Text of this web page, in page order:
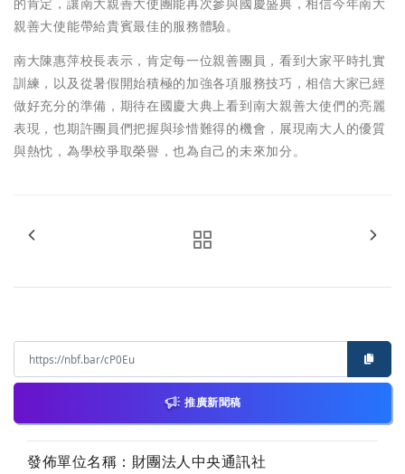
親善大使能帶給貴賓最佳的服務體驗。
南大陳惠萍校長表示，肯定每一位親善團員，看到大家平時扎實
訓練，以及從暑假開始積極的加強各項服務技巧，相信大家已經
做好充分的準備，期待在國慶大典上看到南大親善大使們的亮麗
表現，也期許團員們把握與珍惜難得的機會，展現南大人的優質
與熱忱，為學校爭取榮譽，也為自己的未來加分。
推廣新聞稿
發佈單位名稱：財團法人中央通訊社